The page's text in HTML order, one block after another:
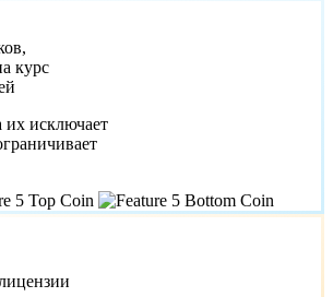
курс
их исключает